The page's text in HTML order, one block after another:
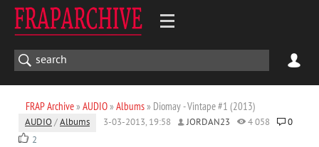
FRAP Archive» AUDIO» Albums» Diomay - Vintape #1 (2013)
AUDIO /Albums 3-03-2013, 19:58 JORDAN23 4 058
0
2